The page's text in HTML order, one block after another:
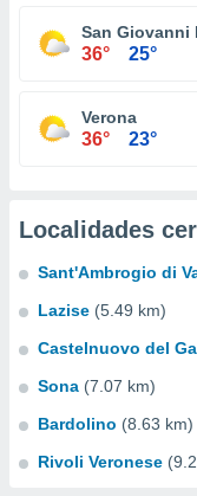
San Giovanni
36° 25°
Verona
36° 23°
Localidades
Sant'Ambrogio di
Lazise (5.49 km)
Castelnuovo del
Sona (7.07 km)
Bardolino (8.63 km)
Rivoli Veronese